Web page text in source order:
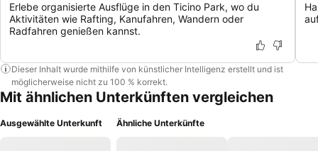
Erlebe organisierte Ausflüge in den Ticino Park, wo du
Aktivitäten wie Rafting, Kanufahren, Wandern oder
Radfahren genießen kannst.
Dieser Inhalt wurde mithilfe von künstlicher Intelligenz erstellt und ist
möglicherweise nicht zu 100 % korrekt.
Mit ähnlichen Unterkünften vergleichen
Ausgewählte Unterkunft Ähnliche Unterkünfte